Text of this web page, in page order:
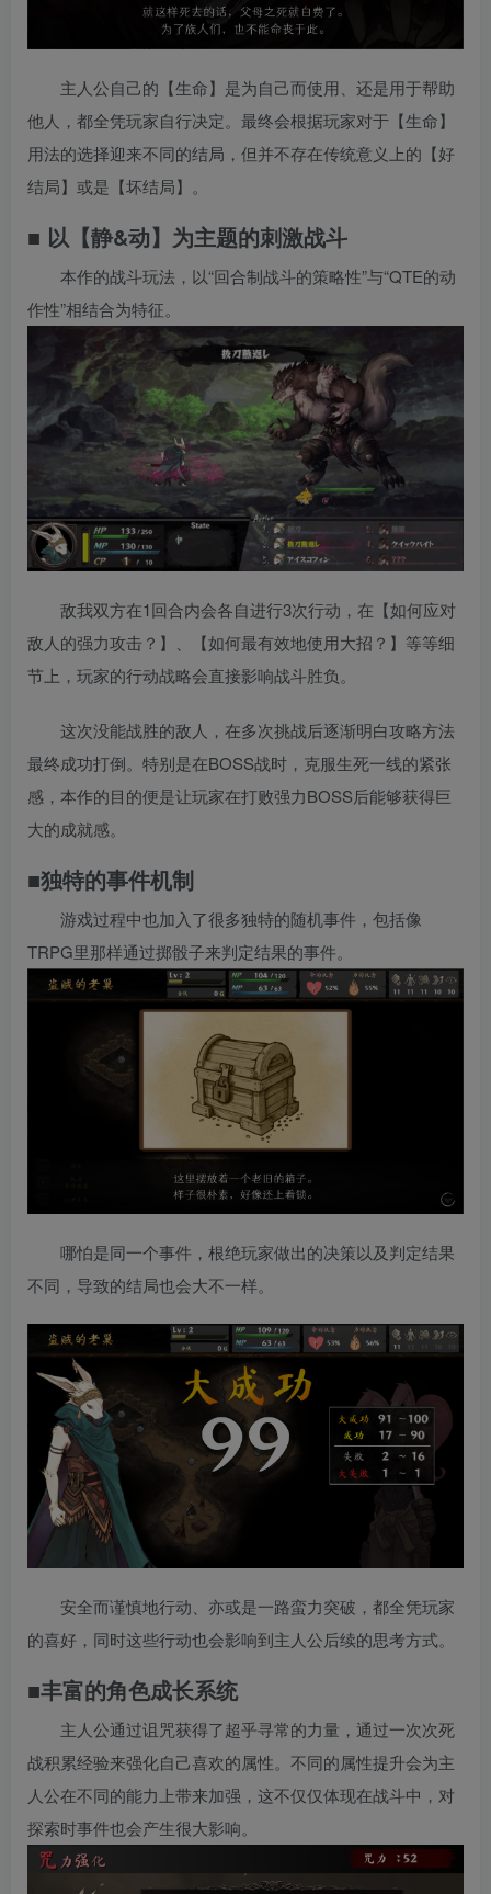
主人公自己的【生命】是为自己而使用、还是用于帮助
他人，都全凭玩家自行决定。最终会根据玩家对于【生命】
用法的选择迎来不同的结局，但并不存在传统意义上的【好
结局】或是【坏结局】。
■ 以【静&动】为主题的刺激战斗
本作的战斗玩法，以“回合制战斗的策略性”与“QTE的动
作性”相结合为特征。
敌我双方在1回合内会各自进行3次行动，在【如何应对
敌人的强力攻击？】、【如何最有效地使用大招？】等等细
节上，玩家的行动战略会直接影响战斗胜负。
这次没能战胜的敌人，在多次挑战后逐渐明白攻略方法
最终成功打倒。特别是在BOSS战时，克服生死一线的紧张
感，本作的目的便是让玩家在打败强力BOSS后能够获得巨
大的成就感。
■独特的事件机制
游戏过程中也加入了很多独特的随机事件，包括像
TRPG里那样通过掷骰子来判定结果的事件。
哪怕是同一个事件，根绝玩家做出的决策以及判定结果
不同，导致的结局也会大不一样。
安全而谨慎地行动、亦或是一路蛮力突破，都全凭玩家
的喜好，同时这些行动也会影响到主人公后续的思考方式。
■丰富的角色成长系统
主人公通过诅咒获得了超乎寻常的力量，通过一次次死
战积累经验来强化自己喜欢的属性。不同的属性提升会为主
人公在不同的能力上带来加强，这不仅仅体现在战斗中，对
探索时事件也会产生很大影响。